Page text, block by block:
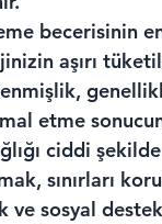
becerisinin
aşırı
etme
ciddi
sınırları
ve sosyal